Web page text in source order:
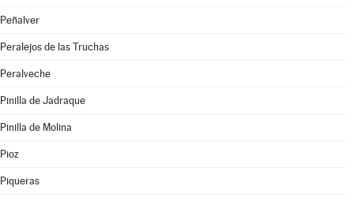
Peñalver
Peralejos de las Truchas
Peralveche
Pinilla de Jadraque
Pinilla de Molina
Pioz
Piqueras